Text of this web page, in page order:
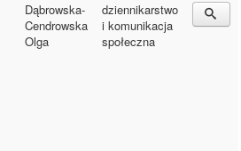
Dąbrowska-
Cendrowska
Olga
dziennikarstwo
i komunikacja
społeczna